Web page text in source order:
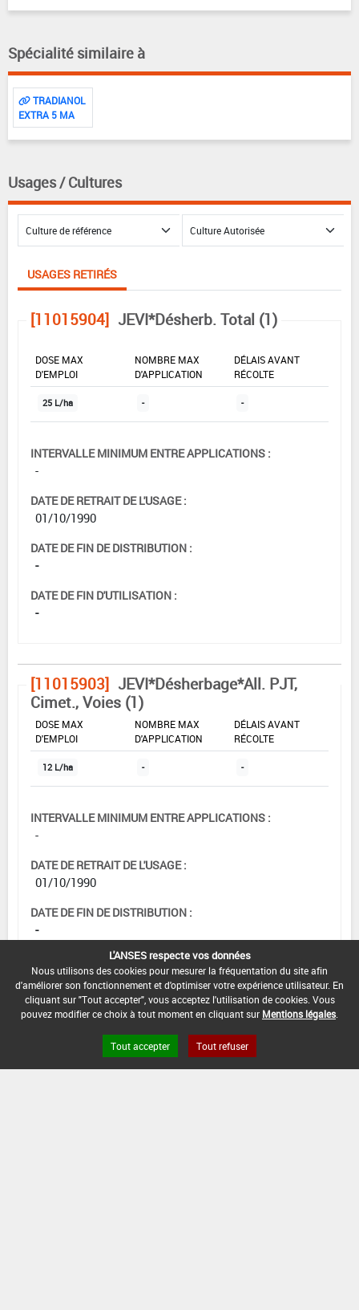
Spécialité similaire à
TRADIANOL
EXTRA 5 MA
Usages / Cultures
USAGES RETIRÉS
[11015904] JEVI*Désherb. Total (1)
DOSE MAX
D'EMPLOI
NOMBRE MAX
D'APPLICATION
DÉLAIS AVANT
RÉCOLTE
25 L/ha - -
INTERVALLE MINIMUM ENTRE APPLICATIONS :
-
DATE DE RETRAIT DE L'USAGE :
01/10/1990
DATE DE FIN DE DISTRIBUTION :
-
DATE DE FIN D'UTILISATION :
-
[11015903] JEVI*Désherbage*All. PJT,
Cimet., Voies (1)
DOSE MAX
D'EMPLOI
NOMBRE MAX
D'APPLICATION
DÉLAIS AVANT
RÉCOLTE
12 L/ha - -
INTERVALLE MINIMUM ENTRE APPLICATIONS :
-
DATE DE RETRAIT DE L'USAGE :
01/10/1990
DATE DE FIN DE DISTRIBUTION :
-
DATE DE FIN D'UTILISATION :
-
L'ANSES respecte vos données
Nous utilisons des cookies pour mesurer la fréquentation du site afin
d'améliorer son fonctionnement et d'optimiser votre expérience utilisateur. En
cliquant sur "Tout accepter", vous acceptez l'utilisation de cookies. Vous
pouvez modifier ce choix à tout moment en cliquant sur Mentions légales
Tout accepter Tout refuser